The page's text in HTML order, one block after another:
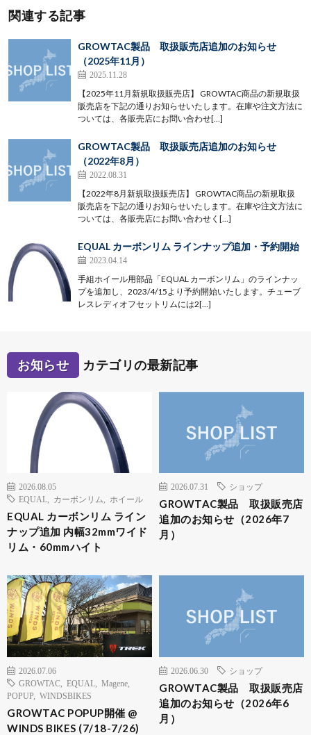
関連する記事
GROWTAC製品 取扱販売店追加のお知らせ
（2025年11月）
2025.11.28
【2025年11月新規取扱販売店】 GROWTAC商品の新規取扱
販売店を下記の通りお知らせいたします。在庫や注文方法に
ついては、各販売店にお問い合わせ[…]
GROWTAC製品 取扱販売店追加のお知らせ
（2022年8月）
2022.08.31
【2022年8月新規取扱販売店】 GROWTAC商品の新規取扱
販売店を下記の通りお知らせいたします。在庫や注文方法に
ついては、各販売店にお問い合わせく[…]
EQUAL カーボンリム ラインナップ追加・予約開始
2023.04.14
手組ホイール用部品「EQUAL カーボンリム」のラインナッ
プを追加し、2023/4/15より予約開始いたします。チューブ
レスレディオフセットリムには2[…]
お知らせ カテゴリの最新記事
2026.08.05
EQUAL
カーボンリム ホイール
EQUAL カーボンリム ライン
ナップ追加 内幅32mmワイド
リム・60mmハイト
2026.07.31 ショップ
GROWTAC製品 取扱販売店
追加のお知らせ（2026年7
月）
2026.07.06
GROWTAC
EQUAL Magene
POPUP
WINDSBIKES
GROWTAC POPUP開催 @
WINDS BIKES (7/18-7/26)
2026.06.30 ショップ
GROWTAC製品 取扱販売店
追加のお知らせ（2026年6
月）